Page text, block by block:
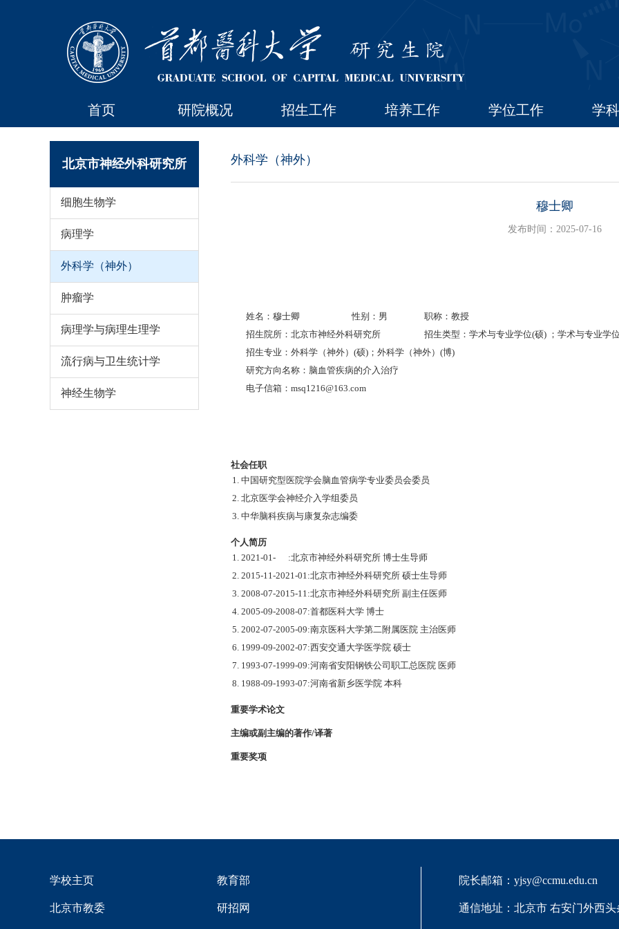
首页 研院概况 招生工作 培养工作 学位工作 学
北京市神经外科研究所
细胞生物学
病理学
外科学（神外）
肿瘤学
病理学与病理生理学
流行病与卫生统计学
神经生物学
外科学（神外）
穆士卿
发布时间：2025-07-16
姓名：穆士卿 性别：男
职称：教授
招生院所：北京市神经外科研究所
招生类型：学术与专业学位(硕) ；学术与专业学
招生专业：外科学（神外）(硕)；外科学（神外）(博)
研究方向名称：脑血管疾病的介入治疗
电子信箱：msq1216@163.com
社会任职
1. 中国研究型医院学会脑血管病学专业委员会委员
2. 北京医学会神经介入学组委员
3. 中华脑科疾病与康复杂志编委
个人简历
1. 2021-01- :北京市神经外科研究所 博士生导师
2. 2015-11-2021-01:北京市神经外科研究所 硕士生导师
3. 2008-07-2015-11:北京市神经外科研究所 副主任医师
4. 2005-09-2008-07:首都医科大学 博士
5. 2002-07-2005-09:南京医科大学第二附属医院 主治医师
6. 1999-09-2002-07:西安交通大学医学院 硕士
7. 1993-07-1999-09:河南省安阳钢铁公司职工总医院 医师
8. 1988-09-1993-07:河南省新乡医学院 本科
重要学术论文
主编或副主编的著作/译著
重要奖项
学校主页 教育部
北京市教委 研招网
院长邮箱：yjsy@ccmu.edu.cn
通信地址：北京市 右安门外西